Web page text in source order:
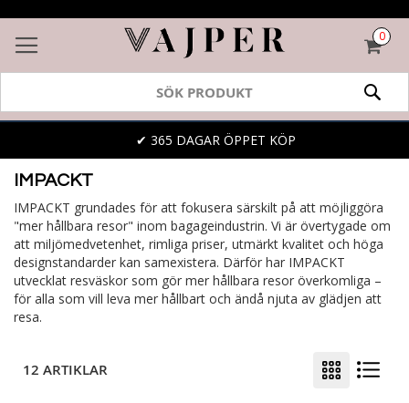
0
✔ 365 DAGAR ÖPPET KÖP
IMPACKT
IMPACKT grundades för att fokusera särskilt på att möjliggöra
"mer hållbara resor" inom bagageindustrin. Vi är övertygade om
att miljömedvetenhet, rimliga priser, utmärkt kvalitet och höga
designstandarder kan samexistera. Därför har IMPACKT
utvecklat resväskor som gör mer hållbara resor överkomliga –
för alla som vill leva mer hållbart och ändå njuta av glädjen att
resa.
12 ARTIKLAR